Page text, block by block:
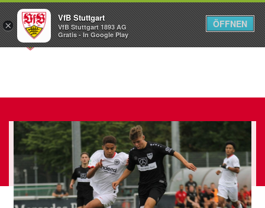
Menü
×
VfB Stuttgart
VfB Stuttgart 1893 AG
Gratis - In Google Play
ÖFFNEN